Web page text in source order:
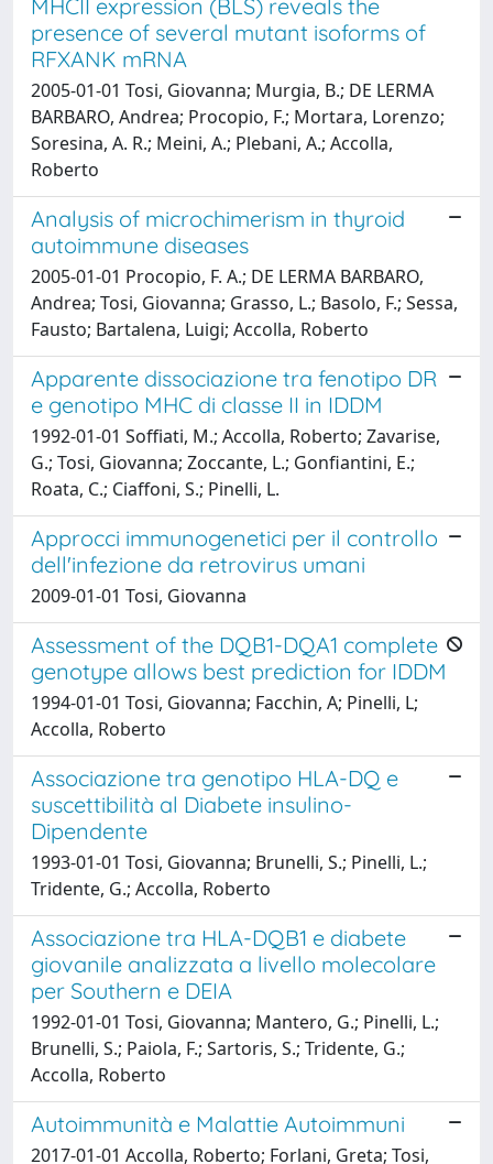
MHCII expression (BLS) reveals the
presence of several mutant isoforms of
RFXANK mRNA
2005-01-01 Tosi, Giovanna; Murgia, B.; DE LERMA
BARBARO, Andrea; Procopio, F.; Mortara, Lorenzo;
Soresina, A. R.; Meini, A.; Plebani, A.; Accolla,
Roberto
Analysis of microchimerism in thyroid
autoimmune diseases
2005-01-01 Procopio, F. A.; DE LERMA BARBARO,
Andrea; Tosi, Giovanna; Grasso, L.; Basolo, F.; Sessa,
Fausto; Bartalena, Luigi; Accolla, Roberto
Apparente dissociazione tra fenotipo DR
e genotipo MHC di classe II in IDDM
1992-01-01 Soffiati, M.; Accolla, Roberto; Zavarise,
G.; Tosi, Giovanna; Zoccante, L.; Gonfiantini, E.;
Roata, C.; Ciaffoni, S.; Pinelli, L.
Approcci immunogenetici per il controllo
dell'infezione da retrovirus umani
2009-01-01 Tosi, Giovanna
Assessment of the DQB1-DQA1 complete
genotype allows best prediction for IDDM
1994-01-01 Tosi, Giovanna; Facchin, A; Pinelli, L;
Accolla, Roberto
Associazione tra genotipo HLA-DQ e
suscettibilità al Diabete insulino-
Dipendente
1993-01-01 Tosi, Giovanna; Brunelli, S.; Pinelli, L.;
Tridente, G.; Accolla, Roberto
Associazione tra HLA-DQB1 e diabete
giovanile analizzata a livello molecolare
per Southern e DEIA
1992-01-01 Tosi, Giovanna; Mantero, G.; Pinelli, L.;
Brunelli, S.; Paiola, F.; Sartoris, S.; Tridente, G.;
Accolla, Roberto
Autoimmunità e Malattie Autoimmuni
2017-01-01 Accolla, Roberto; Forlani, Greta; Tosi,